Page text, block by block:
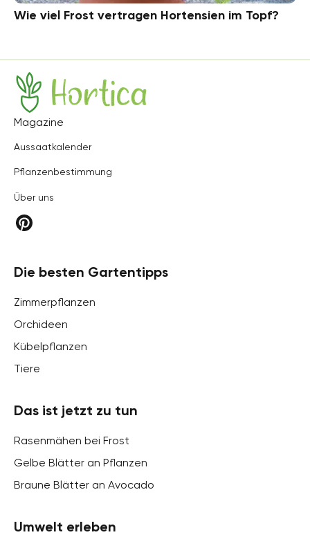
Wie viel Frost vertragen Hortensien im Topf?
Hortica
Magazine
Aussaatkalender
Pflanzenbestimmung
Über uns
Die besten Gartentipps
Zimmerpflanzen
Orchideen
Kübelpflanzen
Tiere
Das ist jetzt zu tun
Rasenmähen bei Frost
Gelbe Blätter an Pflanzen
Braune Blätter an Avocado
Umwelt erleben